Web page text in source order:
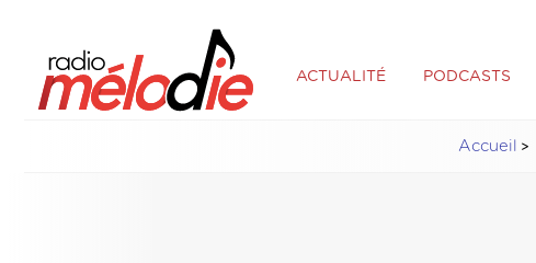
ACTUALITÉ PODCASTS
Accueil